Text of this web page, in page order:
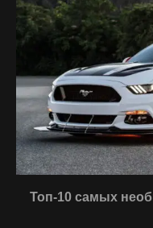
Топ-10 самых